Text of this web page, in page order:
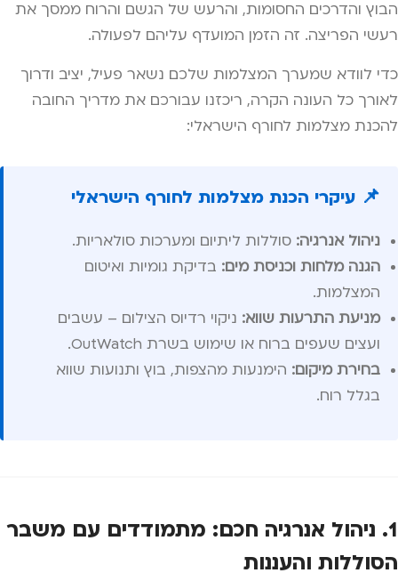
הבוץ והדרכים החסומות, והרעש של הגשם והרוח ממסך את
רעשי הפריצה. זה הזמן המועדף עליהם לפעולה.
כדי לוודא שמערך המצלמות שלכם נשאר פעיל, יציב ודרוך
לאורך כל העונה הקרה, ריכזנו עבורכם את מדריך החובה
להכנת מצלמות לחורף הישראלי:
📌 עיקרי הכנת מצלמות לחורף הישראלי
ניהול אנרגיה: סוללות ליתיום ומערכות סולאריות.
הגנה מלחות וכניסת מים: בדיקת גומיות ואיטום
המצלמות.
מניעת התרעות שווא: ניקוי רדיוס הצילום – עשבים
ועצים שעפים ברוח או שימוש בשרת OutWatch.
בחירת מיקום: הימנעות מהצפות, בוץ ותנועות שווא
בגלל רוח.
1. ניהול אנרגיה חכם: מתמודדים עם משבר
הסוללות והעננות